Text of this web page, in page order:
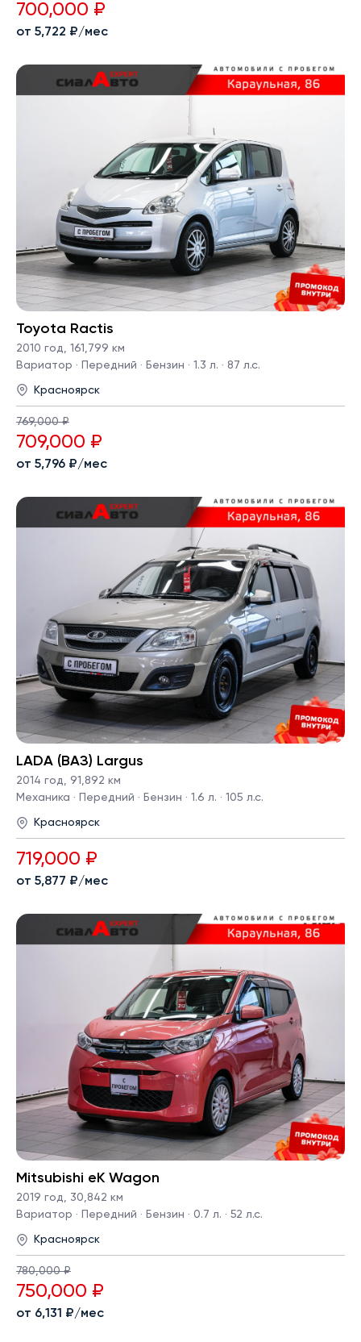
700,000 ₽
от 5,722 ₽/мес
Toyota Ractis
2010 год, 161,799 км
Вариатор · Передний · Бензин · 1.3 л. · 87 л.с.
Красноярск
769,000 ₽
709,000 ₽
от 5,796 ₽/мес
LADA (ВАЗ) Largus
2014 год, 91,892 км
Механика · Передний · Бензин · 1.6 л. · 105 л.с.
Красноярск
719,000 ₽
от 5,877 ₽/мес
Mitsubishi eK Wagon
2019 год, 30,842 км
Вариатор · Передний · Бензин · 0.7 л. · 52 л.с.
Красноярск
780,000 ₽
750,000 ₽
от 6,131 ₽/мес